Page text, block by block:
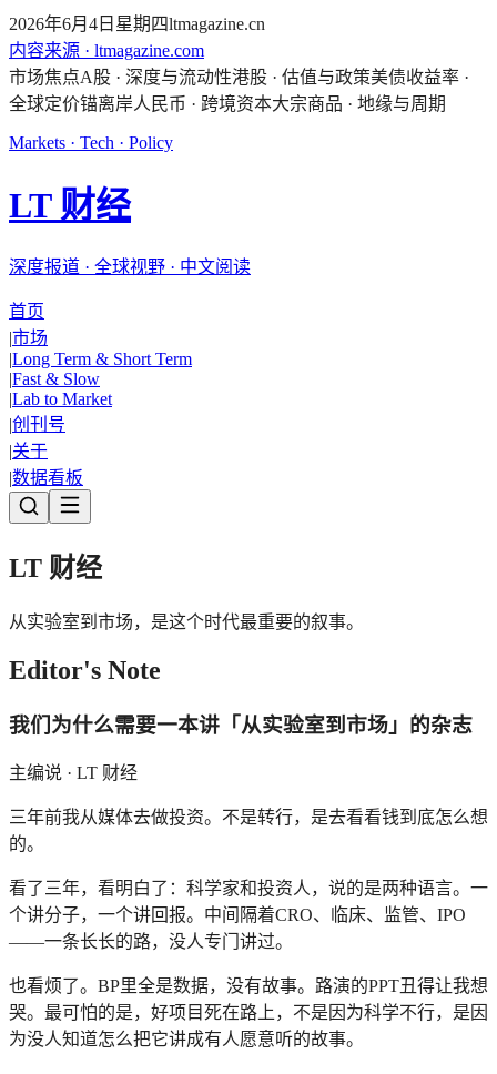
2026年6月4日星期四ltmagazine.cn
内容来源 · ltmagazine.com
市场焦点A股 · 深度与流动性港股 · 估值与政策美债收益率 ·
全球定价锚离岸人民币 · 跨境资本大宗商品 · 地缘与周期
Markets · Tech · Policy
LT 财经
深度报道 · 全球视野 · 中文阅读
首页
|市场
|Long Term & Short Term
|Fast & Slow
|Lab to Market
|创刊号
|关于
|数据看板
LT 财经
从实验室到市场，是这个时代最重要的叙事。
Editor's Note
我们为什么需要一本讲「从实验室到市场」的杂志
主编说 · LT 财经
三年前我从媒体去做投资。不是转行，是去看看钱到底怎么想
的。
看了三年，看明白了：科学家和投资人，说的是两种语言。一
个讲分子，一个讲回报。中间隔着CRO、临床、监管、IPO
——一条长长的路，没人专门讲过。
也看烦了。BP里全是数据，没有故事。路演的PPT丑得让我想
哭。最可怕的是，好项目死在路上，不是因为科学不行，是因
为没人知道怎么把它讲成有人愿意听的故事。